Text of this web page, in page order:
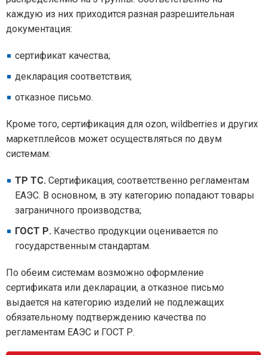
каждую из них приходится разная разрешительная
документация:
сертификат качества;
декларация соответствия;
отказное письмо.
Кроме того, сертификация для ozon, wildberries и других
маркетплейсов может осуществляться по двум
системам:
ТР ТС. Сертификация, соответственно регламентам
ЕАЭС. В основном, в эту категорию попадают товары
заграничного производства;
ГОСТ Р. Качество продукции оценивается по
государственным стандартам.
По обеим системам возможно оформление
сертификата или декларации, а отказное письмо
выдается на категорию изделий не подлежащих
обязательному подтверждению качества по
регламентам ЕАЭС и ГОСТ Р.